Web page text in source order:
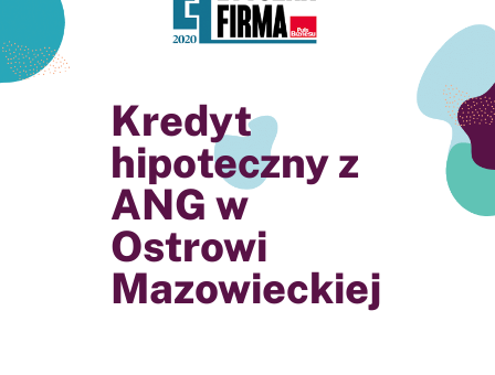
Kredyt
hipoteczny z
ANG w
Ostrowi
Mazowieckiej